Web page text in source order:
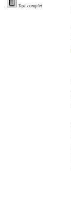
Text complet